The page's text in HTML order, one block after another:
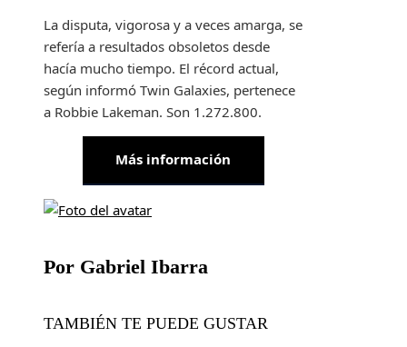
La disputa, vigorosa y a veces amarga, se
refería a resultados obsoletos desde
hacía mucho tiempo. El récord actual,
según informó Twin Galaxies, pertenece
a Robbie Lakeman. Son 1.272.800.
Más información
Por Gabriel Ibarra
TAMBIÉN TE PUEDE GUSTAR